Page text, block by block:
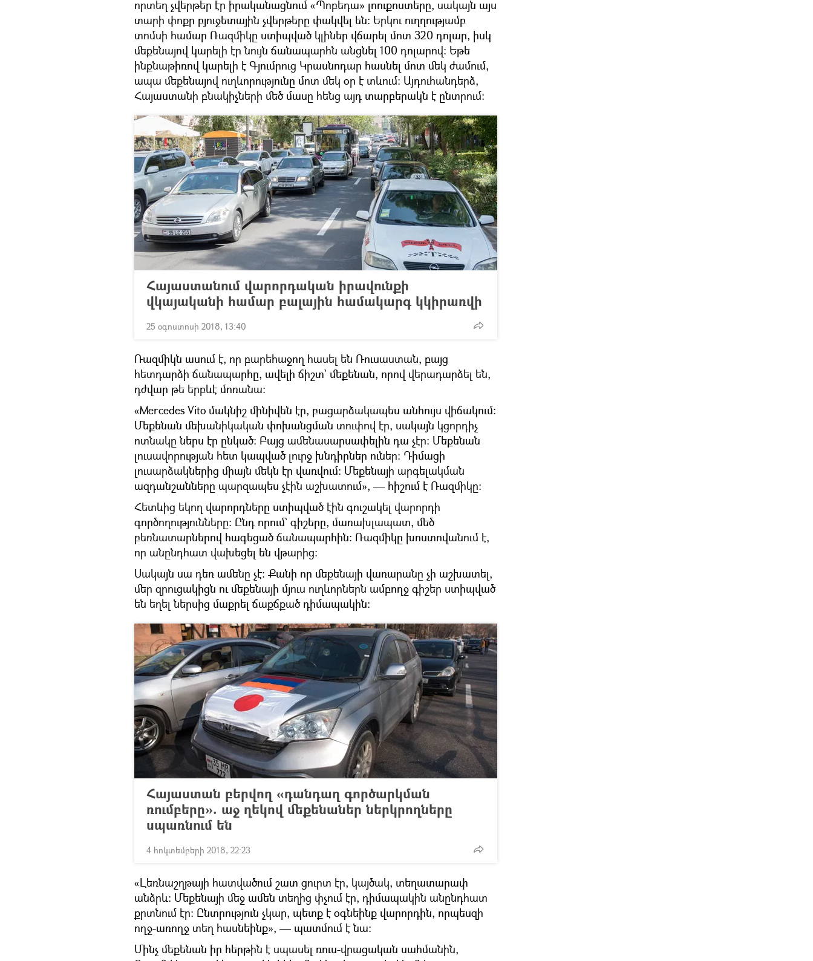
որտեղ չվերթեր էր իրականացնում «Պոբեդա» լոուքոստերը, սակայն այս
տարի փոքր բյուջետային չվերթերը փակվել են։ Երկու ուղղությամբ
տոմսի համար Ռազմիկը ստիպված կլիներ վճարել մոտ 320 դոլար, իսկ
մեքենայով կարելի էր նույն ճանապարհն անցնել 100 դոլարով։ Եթե
ինքնաթիռով կարելի է Գյումրուց Կրասնոդար հասնել մոտ մեկ ժամում,
ապա մեքենայով ուղևորությունը մոտ մեկ օր է տևում։ Այդուհանդերձ,
Հայաստանի բնակիչների մեծ մասը հենց այդ տարբերակն է ընտրում։
Հայաստանում վարորդական իրավունքի
վկայականի համար բալային համակարգ կկիրառվի
25 օգոստոսի 2018, 13:40
Ռազմիկն ասում է, որ բարեհաջող հասել են Ռուսաստան, բայց
հետդարձի ճանապարհը, ավելի ճիշտ` մեքենան, որով վերադարձել են,
դժվար թե երբևէ մոռանա։
«Mercedes Vito մակնիշ մինիվեն էր, բացարձակապես անհույս վիճակում։
Մեքենան մեխանիկական փոխանցման տուփով էր, սակայն կցորդիչ
ոտնակը ներս էր ընկած։ Բայց ամենասարսափելին դա չէր։ Մեքենան
լուսավորության հետ կապված լուրջ խնդիրներ ուներ։ Դիմացի
լուսարձակներից միայն մեկն էր վառվում։ Մեքենայի արգելակման
ազդանշանները պարզապես չէին աշխատում», — հիշում է Ռազմիկը։
Հետևից եկող վարորդները ստիպված էին գուշակել վարորդի
գործողությունները։ Ընդ որում` գիշերը, մառախլապատ, մեծ
բեռնատարներով հագեցած ճանապարհին։ Ռազմիկը խոստովանում է,
որ անընդհատ վախեցել են վթարից։
Սակայն սա դեռ ամենը չէ։ Քանի որ մեքենայի վառարանը չի աշխատել,
մեր զրուցակիցն ու մեքենայի մյուս ուղևորներն ամբողջ գիշեր ստիպված
են եղել ներսից մաքրել ճաքճքած դիմապակին։
Հայաստան բերվող «դանդաղ գործարկման
ռումբերը». աջ ղեկով մեքենաներ ներկրողները
սպառնում են
4 հոկտեմբերի 2018, 22:23
«Լեռնաշղթայի հատվածում շատ ցուրտ էր, կայծակ, տեղատարափ
անձրև։ Մեքենայի մեջ ամեն տեղից փչում էր, դիմապակին անընդհատ
քրտնում էր։ Ընտրություն չկար, պետք է օգնեինք վարորդին, որպեսզի
ողջ-առողջ տեղ հասնեինք», — պատմում է նա։
Մինչ մեքենան իր հերթին է սպասել ռուս-վրացական սահմանին,